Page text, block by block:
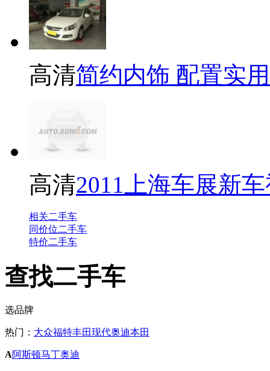
高清简约内饰 配置实
高清2011上海车展新
相关二手车
同价位二手车
特价二手车
查找二手车
选品牌
热门： 大众福特丰田现代奥迪本田
A阿斯顿马丁奥迪